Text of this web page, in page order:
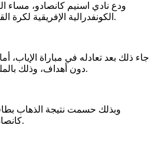
ودع نادي اسنيم كانصادو،
الكونفدرالية الإفريقية لكرة القدم من الدور التمهيدي الأول.
جاء ذلك بعد تعادله في مباراة الإياب،
دون أهداف، وذلك بالملعب البلدي في مدينة نواذيبو.
وبذلك حسمت نتيجة الذهاب
كانصادو في تونس بهدفين دون رد.